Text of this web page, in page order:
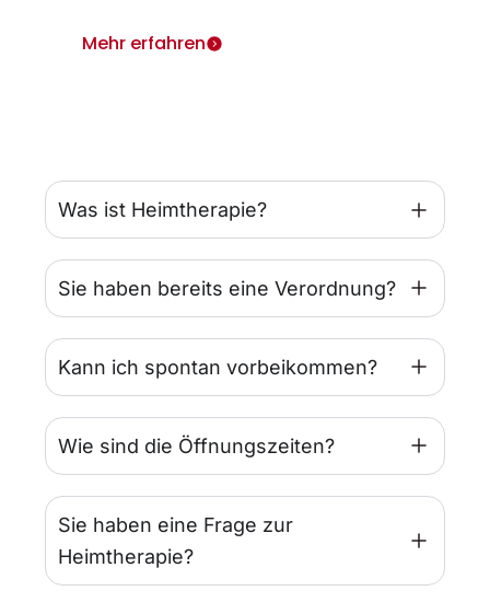
Was ist Heimtherapie?
Sie haben bereits eine Verordnung?
Kann ich spontan vorbeikommen?
Wie sind die Öffnungszeiten?
Sie haben eine Frage zur
Heimtherapie?
Mehr erfahren